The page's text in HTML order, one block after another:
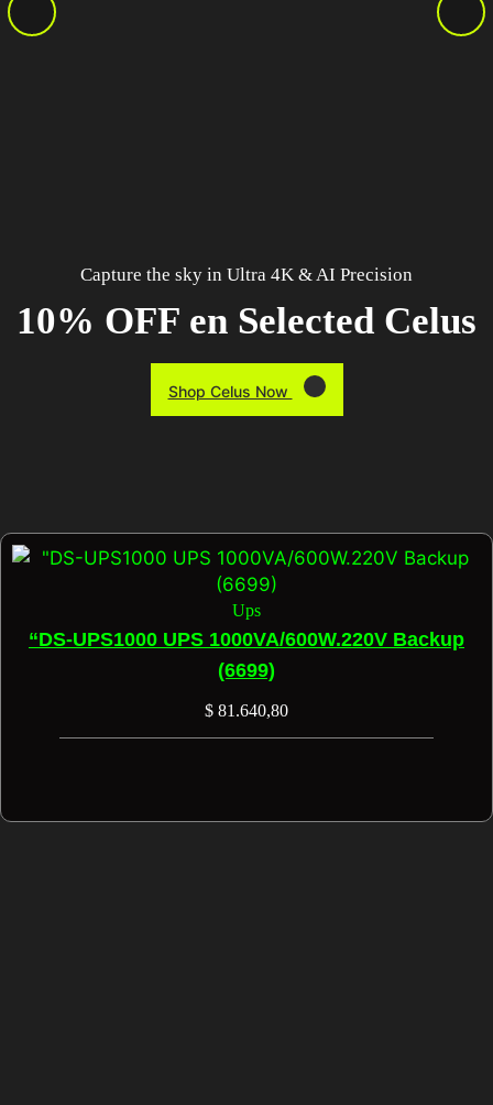
Capture the sky in Ultra 4K & AI Precision
10% OFF en Selected Celus
Shop Celus Now
Ups
“DS-UPS1000 UPS 1000VA/600W.220V Backup
(6699)
$ 81.640,80